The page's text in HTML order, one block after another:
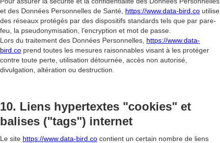
et des Données Personnelles de Santé, https://www.data-bird.co utilise
des réseaux protégés par des dispositifs standards tels que par pare-
feu, la pseudonymisation, l’encryption et mot de passe.
Lors du traitement des Données Personnelles, https://www.data-
bird.co prend toutes les mesures raisonnables visant à les protéger
contre toute perte, utilisation détournée, accès non autorisé,
divulgation, altération ou destruction.
10. Liens hypertextes "cookies" et
balises ("tags") internet
Le site https://www.data-bird.co contient un certain nombre de liens